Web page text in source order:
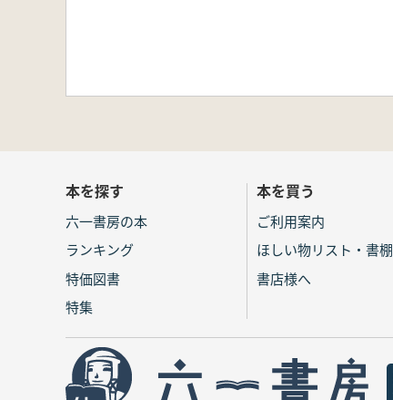
本を探す
六一書房の本
ランキング
特価図書
特集
本を買う
ご利用案内
ほしい物リスト・書棚
書店様へ